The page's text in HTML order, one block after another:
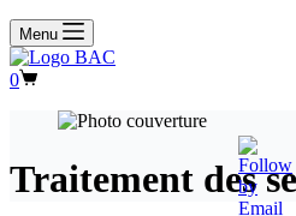
Menu
Panier
0
Traitement des